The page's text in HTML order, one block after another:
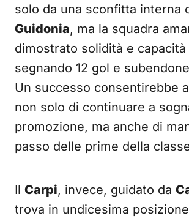
solo da una sconfitta interna
Guidonia, ma la squadra
dimostrato solidità e
segnando 12 gol e
Un successo consentirebbe
non solo di continuare a
promozione, ma anche di
passo delle prime della
Il Carpi, invece, guidato da
trova in undicesima